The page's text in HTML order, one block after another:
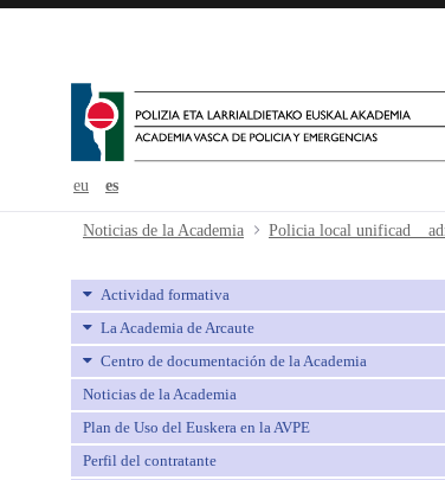
eu es
Policia local unificad _
Noticias de la Academia Policia local unificad _
Actividad formativa
La Academia de Arcaute
Centro de documentación de la Academia
Noticias de la Academia
Plan de Uso del Euskera en la AVPE
Perfil del contratante